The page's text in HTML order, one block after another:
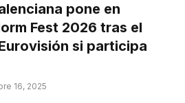
pone en
Fest 2026 tras el
si participa
16, 2025